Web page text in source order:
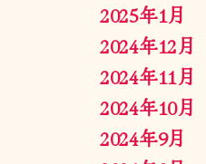
2025年1月
2024年12月
2024年11月
2024年10月
2024年9月